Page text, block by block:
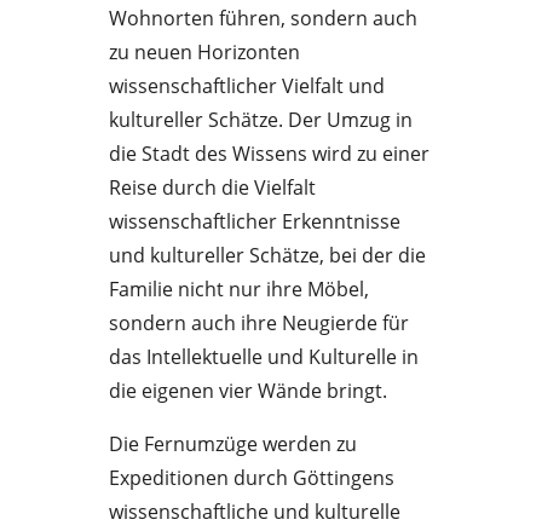
Wohnorten führen, sondern auch
zu neuen Horizonten
wissenschaftlicher Vielfalt und
kultureller Schätze. Der Umzug in
die Stadt des Wissens wird zu einer
Reise durch die Vielfalt
wissenschaftlicher Erkenntnisse
und kultureller Schätze, bei der die
Familie nicht nur ihre Möbel,
sondern auch ihre Neugierde für
das Intellektuelle und Kulturelle in
die eigenen vier Wände bringt.
Die Fernumzüge werden zu
Expeditionen durch Göttingens
wissenschaftliche und kulturelle